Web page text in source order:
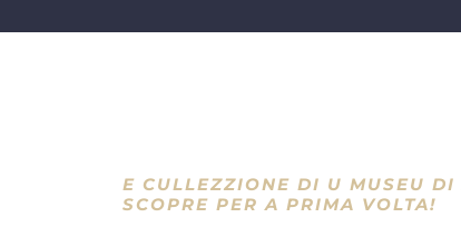
E CULLEZZIONE DI U MUSEU
SCOPRE PER A PRIMA VOLTA!